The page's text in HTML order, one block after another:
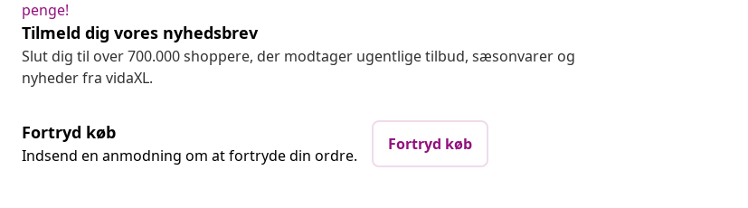
penge!
Tilmeld dig vores nyhedsbrev
Slut dig til over 700.000 shoppere, der modtager ugentlige tilbud, sæsonvarer og
nyheder fra vidaXL.
Fortryd køb
Indsend en anmodning om at fortryde din ordre.
Fortryd køb